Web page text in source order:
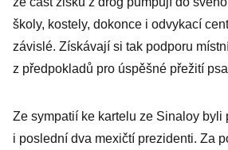
školy, kostely, dokonce i odvykací
závislé. Získávají si tak podporu
z předpokladů pro úspěšné přežití
Ze sympatií ke kartelu ze Sinaloy byli
i poslední dva mexičtí prezidenti. Za